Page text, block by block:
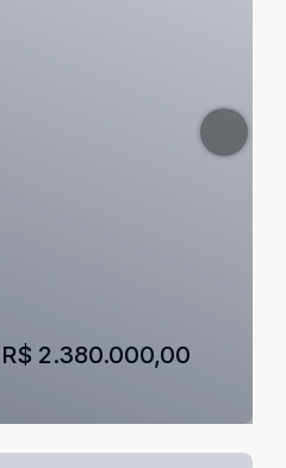
R$ 2.380.000,00